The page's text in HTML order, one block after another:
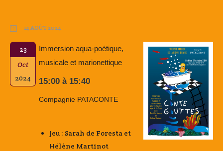
14 AOÛT 2024
23
Oct
2024
Immersion aqua-poétique,
musicale et marionettique
15:00 à 15:40
Compagnie PATACONTE
Jeu : Sarah de Foresta et
Hélène Martinot